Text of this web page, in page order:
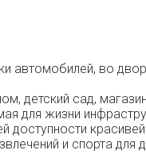
автомобилей, во
детский сад,
для жизни
доступности
и спорта для